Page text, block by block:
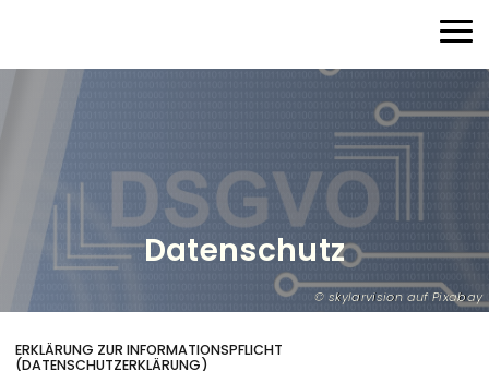
skylarvision auf Pixabay
Datenschutz
ERKLÄRUNG ZUR INFORMATIONSPFLICHT
(DATENSCHUTZERKLÄRUNG)